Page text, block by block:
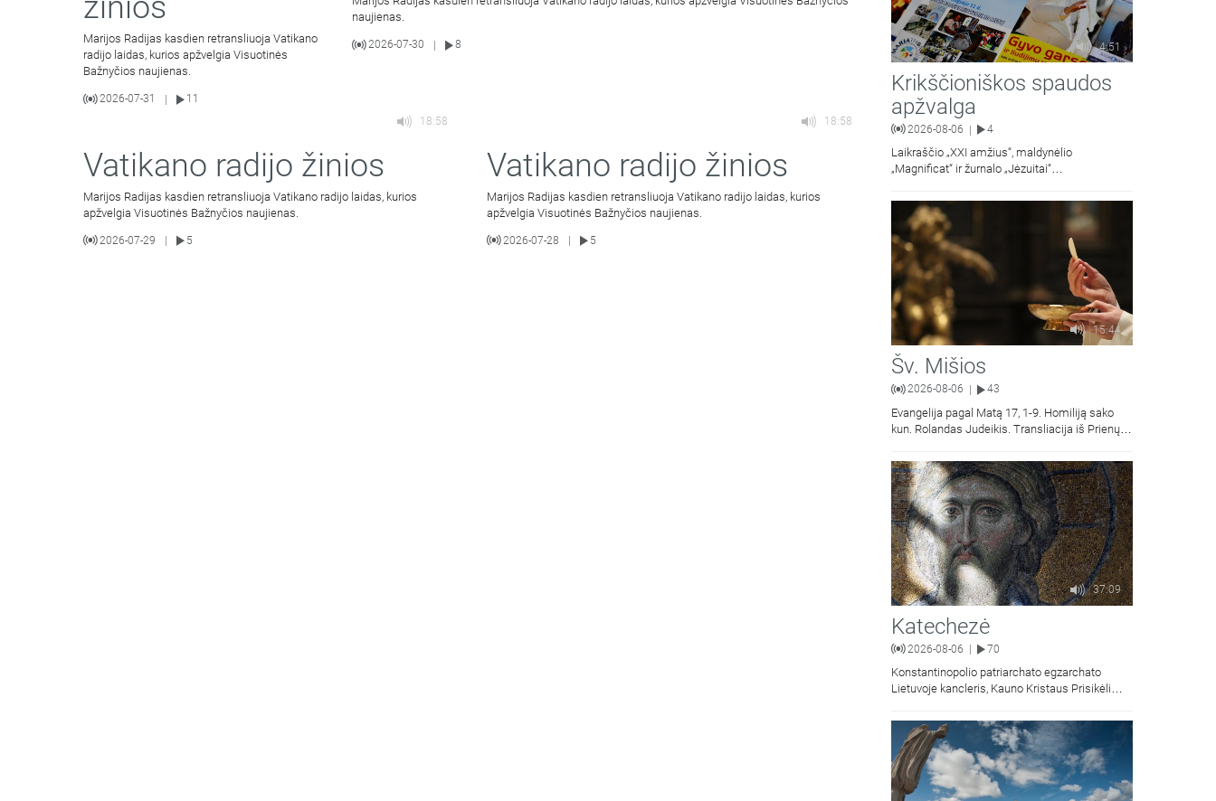
Marijos Radijas kasdien retransliuoja Vatikano
radijo laidas, kurios apžvelgia Visuotinės
Bažnyčios naujienas.
2026-07-31 11
naujienas.
2026-07-30 8
18:58
Vatikano radijo žinios
Marijos Radijas kasdien retransliuoja Vatikano radijo laidas, kurios
apžvelgia Visuotinės Bažnyčios naujienas.
2026-07-29 5
18:58
Vatikano radijo žinios
Marijos Radijas kasdien retransliuoja Vatikano radijo laidas, kurios
apžvelgia Visuotinės Bažnyčios naujienas.
2026-07-28 5
4:51
Krikščioniškos spaudos
apžvalga
2026-08-06 | 4
Laikraščio „XXI amžius“, maldynėlio
„Magnificat“ ir žurnalo „Jėzuitai“
15:44
Šv. Mišios
2026-08-06 43
Evangelija pagal Matą 17, 1-9. Homiliją sako
kun. Rolandas Judeikis. Transliacija iš Prienų
37:09
Katechezė
2026-08-06 70
Konstantinopolio patriarchato egzarchato
Lietuvoje kancleris, Kauno Kristaus Prisikėlimo
kunigas Vitalijus Mockus pasakoja apie
Kristaus Atsimainymo šventę.